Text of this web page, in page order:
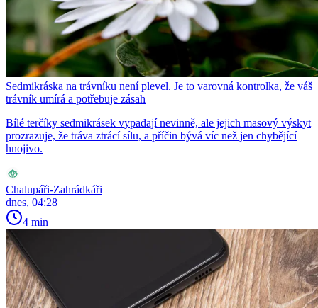
Sedmikráska na trávníku není plevel. Je to varovná kontrolka, že váš
trávník umírá a potřebuje zásah
Bílé terčíky sedmikrásek vypadají nevinně, ale jejich masový výskyt
prozrazuje, že tráva ztrácí sílu, a příčin bývá víc než jen chybějící
hnojivo.
Chalupáři-Zahrádkáři
dnes, 04:28
4 min